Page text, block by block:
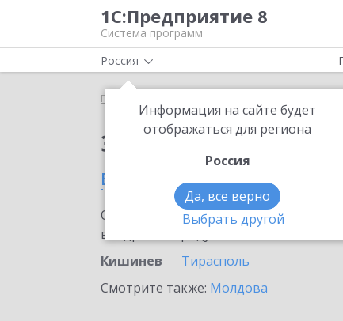
1С:Предприятие 8
Система программ
Россия
Информация на сайте будет
отображаться для региона
Россия
Да, все верно
Выбрать другой
Главная
Заказать
в Кишиневе
Ознакомьтесь с информационными
внедрение продукта.
Кишинев
Тирасполь
Смотрите также: Молдова